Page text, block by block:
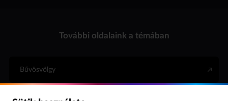
További oldalaink a témában
Bűvösvölgy